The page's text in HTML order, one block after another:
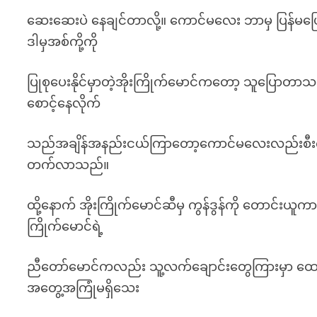
ဆေးဆေးပဲ နေချင်တာလို့။ ကောင်မလေး ဘာမှ ပြန်
ဒါမှအစ်ကို့ကို
ပြုစုပေးနိုင်မှာတဲ့အိုးကြိုက်မောင်ကတော့ သူပြောတ
စောင့်နေလိုက်
သည်အချိန်အနည်းငယ်ကြာတော့ကောင်မလေးလည်းစီ
တက်လာသည်။
ထို့နောက် အိုးကြိုက်မောင်ဆီမှ ကွန်ဒွန်ကို တောင်းယူကာ
ကြိုက်မောင်ရဲ့
ညီတော်မောင်ကလည်း သူ့လက်ချောင်းတွေကြားမှာ ထ
အတွေ့အကြုံမရှိသေး